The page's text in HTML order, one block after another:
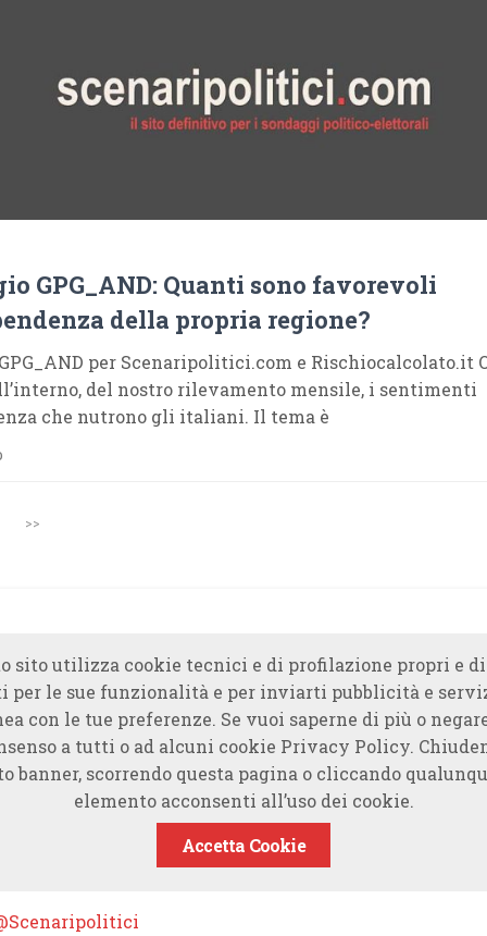
GPG_AND: Quanti sono favorevoli
della propria regione?
per Scenaripolitici.com e Rischiocalcolato.it
del nostro rilevamento mensile, i sentimenti
che nutrono gli italiani. Il tema è
>>
sito utilizza cookie tecnici e di profilazione propri e
per le sue funzionalità e per inviarti pubblicità e
con le tue preferenze. Se vuoi saperne di più o
a tutti o ad alcuni cookie Privacy Policy.
banner, scorrendo questa pagina o cliccando
elemento acconsenti all’uso dei cookie.
Accetta Cookie